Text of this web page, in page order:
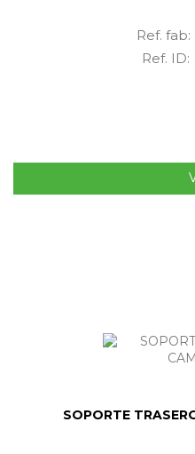
Ref. fab:
Ref. ID:
SOPORTE